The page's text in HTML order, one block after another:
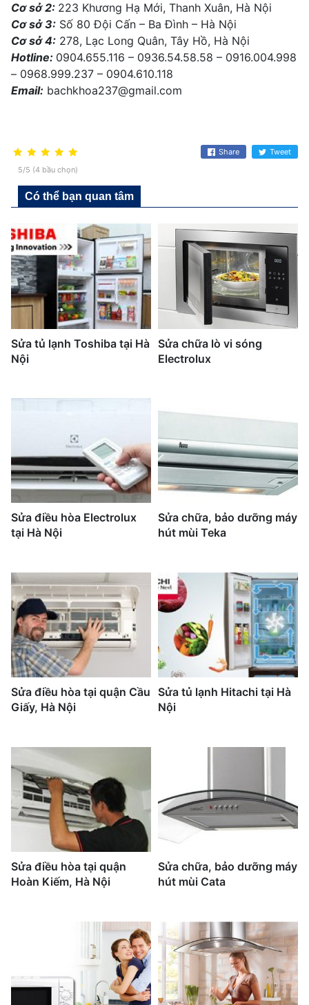
Cơ sở 2: 223 Khương Hạ Mới, Thanh Xuân, Hà Nội
Cơ sở 3: Số 80 Đội Cấn – Ba Đình – Hà Nội
Cơ sở 4: 278, Lạc Long Quân, Tây Hồ, Hà Nội
Hotline: 0904.655.116 – 0936.54.58.58 – 0916.004.998
– 0968.999.237 – 0904.610.118
Email: bachkhoa237@gmail.com
5/5 (4 bầu chọn)
Share Tweet
Có thể bạn quan tâm
Sửa tủ lạnh Toshiba tại Hà
Nội
Sửa chữa lò vi sóng
Electrolux
Sửa điều hòa Electrolux
tại Hà Nội
Sửa chữa, bảo dưỡng máy
hút mùi Teka
Sửa điều hòa tại quận Cầu
Giấy, Hà Nội
Sửa tủ lạnh Hitachi tại Hà
Nội
Sửa điều hòa tại quận
Hoàn Kiếm, Hà Nội
Sửa chữa, bảo dưỡng máy
hút mùi Cata